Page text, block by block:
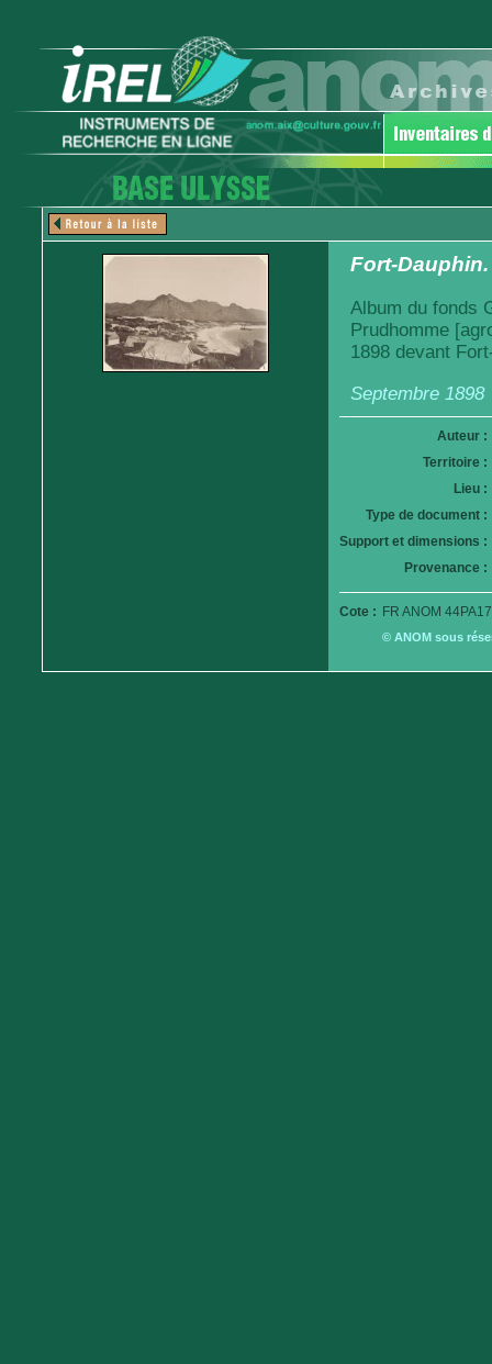
Fort-
Album du fonds
Prudhomme
1898 devant
Septembre 1898
Auteur :
Territoire :
Lieu :
Type de document :
Support et dimensions :
Provenance :
Cote : FR ANOM
© ANOM sous